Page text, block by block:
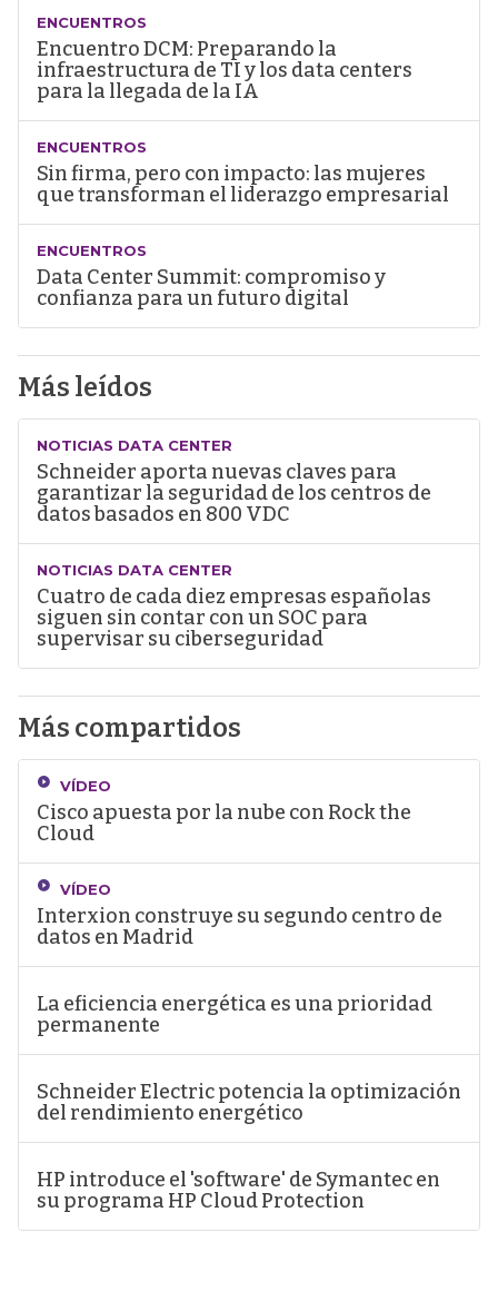
ENCUENTROS
Encuentro DCM: Preparando la
infraestructura de TI y los data centers
para la llegada de la IA
ENCUENTROS
Sin firma, pero con impacto: las mujeres
que transforman el liderazgo empresarial
ENCUENTROS
Data Center Summit: compromiso y
confianza para un futuro digital
Más leídos
NOTICIAS DATA CENTER
Schneider aporta nuevas claves para
garantizar la seguridad de los centros de
datos basados en 800 VDC
NOTICIAS DATA CENTER
Cuatro de cada diez empresas españolas
siguen sin contar con un SOC para
supervisar su ciberseguridad
Más compartidos
VÍDEO
Cisco apuesta por la nube con Rock the
Cloud
VÍDEO
Interxion construye su segundo centro de
datos en Madrid
La eficiencia energética es una prioridad
permanente
Schneider Electric potencia la optimización
del rendimiento energético
HP introduce el 'software' de Symantec en
su programa HP Cloud Protection